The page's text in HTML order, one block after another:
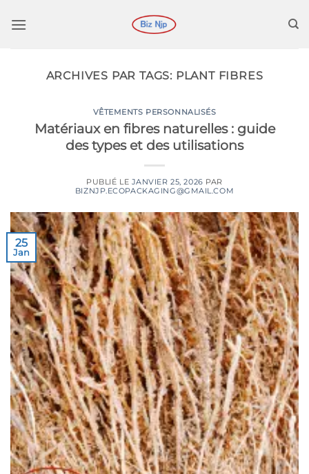
au
ARCHIVES PAR TAGS: PLANT FIBRES
VÊTEMENTS PERSONNALISÉS
Matériaux en fibres naturelles : guide
des types et des utilisations
PUBLIÉ LE JANVIER 25, 2026 PAR
BIZNJP.ECOPACKAGING@GMAIL.COM
25
Jan